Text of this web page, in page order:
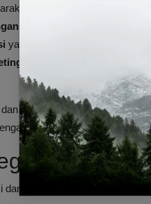
yang tidak konsisten.
zaman
sehingga
DPR untuk segera
prinsip-prinsip KUHP baru.
Menuju
sinkronisasi yang efektif,